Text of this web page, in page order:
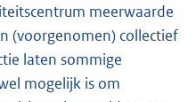
meerwaarde
(voorgenomen) collectief
laten sommige
mogelijk is om